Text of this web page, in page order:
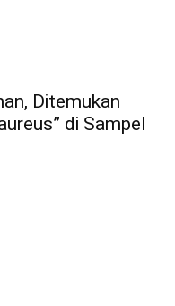
Ditemukan
di Sampel